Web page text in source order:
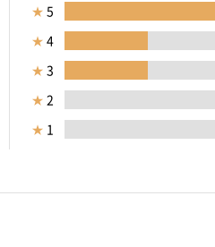
★ 5
★ 4
★ 3
★ 2
★ 1